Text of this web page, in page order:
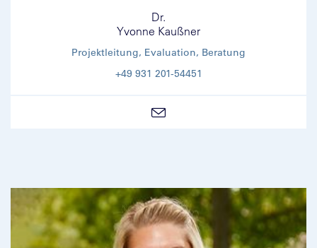
Dr.
Yvonne Kaußner
Projektleitung, Evaluation, Beratung
+49 931 201-54451